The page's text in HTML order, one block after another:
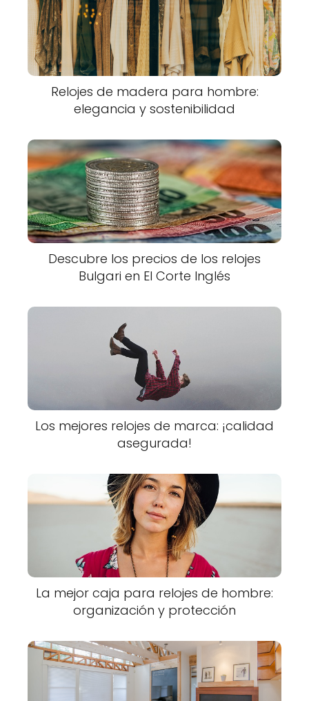
Relojes de madera para hombre:
elegancia y sostenibilidad
Descubre los precios de los relojes
Bulgari en El Corte Inglés
Los mejores relojes de marca: ¡calidad
asegurada!
La mejor caja para relojes de hombre:
organización y protección